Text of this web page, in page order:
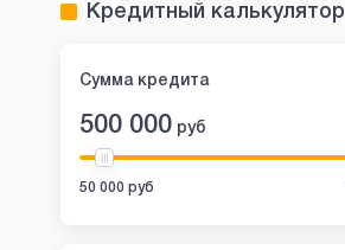
Кредитный калькулятор
Сумма кредита
500 000 руб
50 000 руб